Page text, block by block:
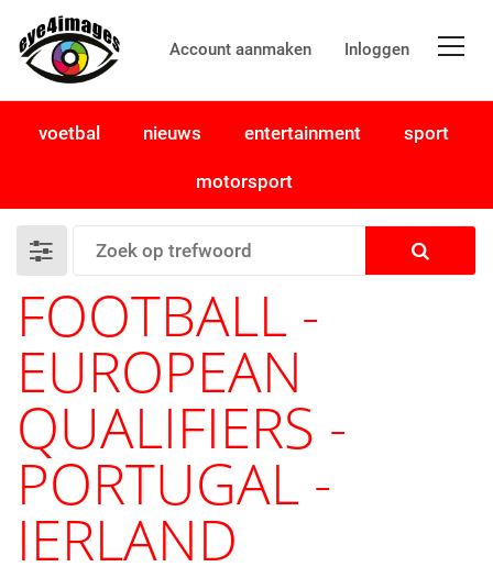
Account aanmaken Inloggen
voetbal nieuws entertainment sport
motorsport
FOOTBALL -
EUROPEAN
QUALIFIERS -
PORTUGAL -
IERLAND